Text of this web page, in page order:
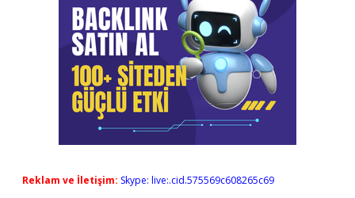
Reklam ve İletişim: Skype: live:.cid.575569c608265c69